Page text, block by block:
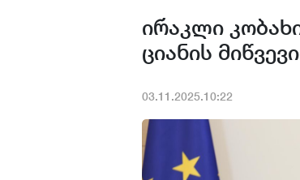
ირაკლი
ციანის
03.11.2025.10:22